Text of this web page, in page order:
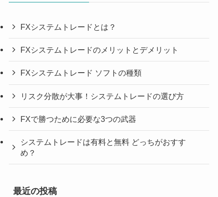
FXシステムトレードとは？
FXシステムトレードのメリットとデメリット
FXシステムトレード ソフトの種類
リスク分散が大事！システムトレードの選び方
FXで勝つために必要な3つの武器
システムトレードは有料と無料 どっちがおすす
め？
最近の投稿